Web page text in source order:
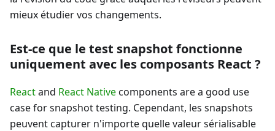
mieux étudier vos changements.
Est-ce que le test snapshot fonctionne
uniquement avec les composants React ?
Reactand React Nativecomponents are a good use
case for snapshot testing. Cependant, les snapshots
peuvent capturer n'importe quelle valeur sérialisable